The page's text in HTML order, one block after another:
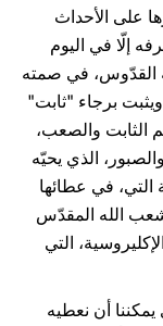
على الأحداث
إلّا في اليوم
في صمته
برجاء "ثابت"
الثابت والصعب،
الذي يحيّه
التي، في عطائها
الله المقدّس
التي
يمكننا أن نعطيه